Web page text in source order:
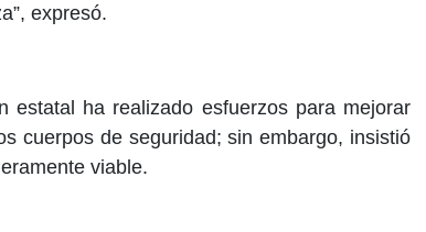
expresó.
estatal ha realizado esfuerzos para mejorar
cuerpos de seguridad; sin embargo, insistió
viable.